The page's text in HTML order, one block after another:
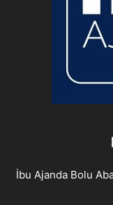
İbu Ajanda Bolu